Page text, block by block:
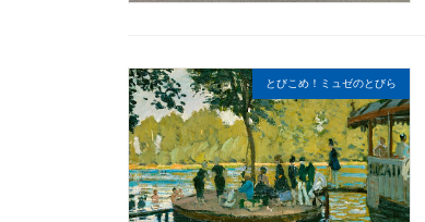
とびこめ！ミュゼのとびら